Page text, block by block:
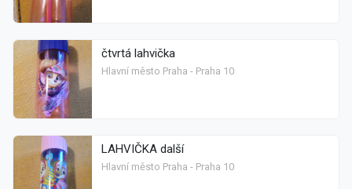
čtvrtá lahvička
Hlavní město Praha - Praha 10
LAHVIČKA další
Hlavní město Praha - Praha 10